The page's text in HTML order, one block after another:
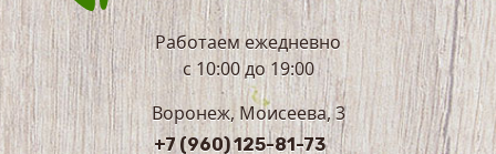
Работаем ежедневно
с 10:00 до 19:00
Воронеж, Моисеева, 3
+7 (960) 125-81-73